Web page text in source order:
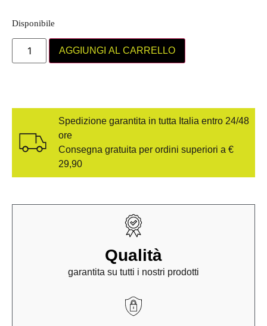
Disponibile
AGGIUNGI AL CARRELLO
Spedizione garantita in tutta Italia entro 24/48
ore
Consegna gratuita per ordini superiori a €
29,90
Qualità
garantita su tutti i nostri prodotti